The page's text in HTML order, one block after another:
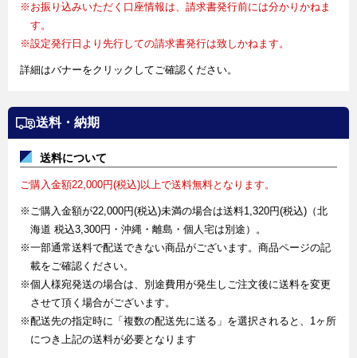
※お振り込みいただく口座情報は、請求書発行前には分かりかねま
す。
※設定発行日より先行しての請求書発行は致しかねます。
詳細はバナーをクリックしてご確認ください。
送料・納期
送料について
ご購入金額22,000円(税込)以上で送料無料となります。
※ご購入金額が22,000円(税込)未満の場合は送料1,320円(税込)（北
海道 税込3,300円・沖縄・離島・個人宅は別途）。
※一部通常送料で配送できない商品がございます。商品ページの記
載をご確認ください。
※個人様宛発送の場合は、別途費用が発生しご注文後に送料を変更
させて頂く場合がございます。
※配送先の指定時に「複数の配送先に送る」を選択されると、1ヶ所
につき上記の送料が必要となります